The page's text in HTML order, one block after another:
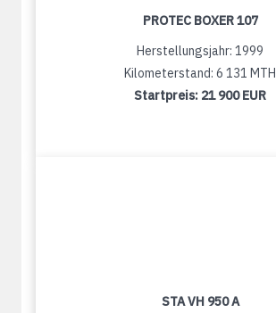
PROTEC BOXER 107
Herstellungsjahr: 1999
Kilometerstand: 6 131 MTH
Startpreis: 21 900 EUR
STA VH 950 A